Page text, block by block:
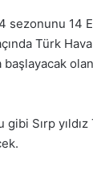
sezonunu 14
Türk
Sırp